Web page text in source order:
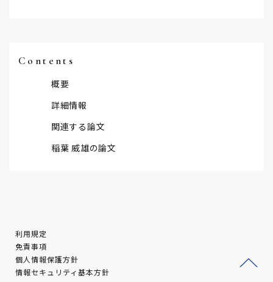
Contents
概要
詳細情報
関連する論文
稲葉 威雄の論文
利用規定
免責事項
個人情報保護方針
情報セキュリティ基本方針